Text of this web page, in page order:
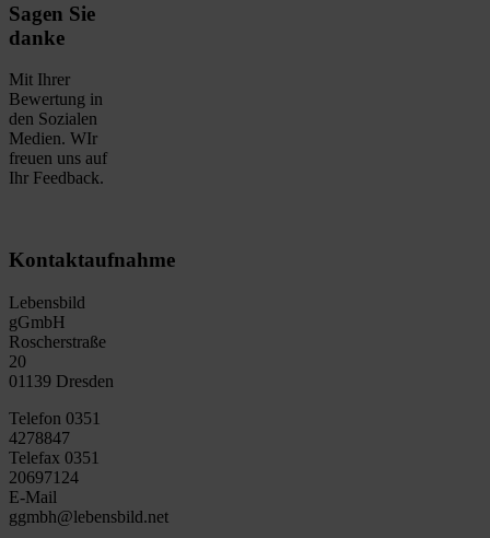
Sagen Sie
danke
Mit Ihrer
Bewertung in
den Sozialen
Medien. WIr
freuen uns auf
Ihr Feedback.
Kontaktaufnahme
Lebensbild
gGmbH
Roscherstraße
20
01139 Dresden
Telefon 0351
4278847
Telefax 0351
20697124
E-Mail
ggmbh@lebensbild.net